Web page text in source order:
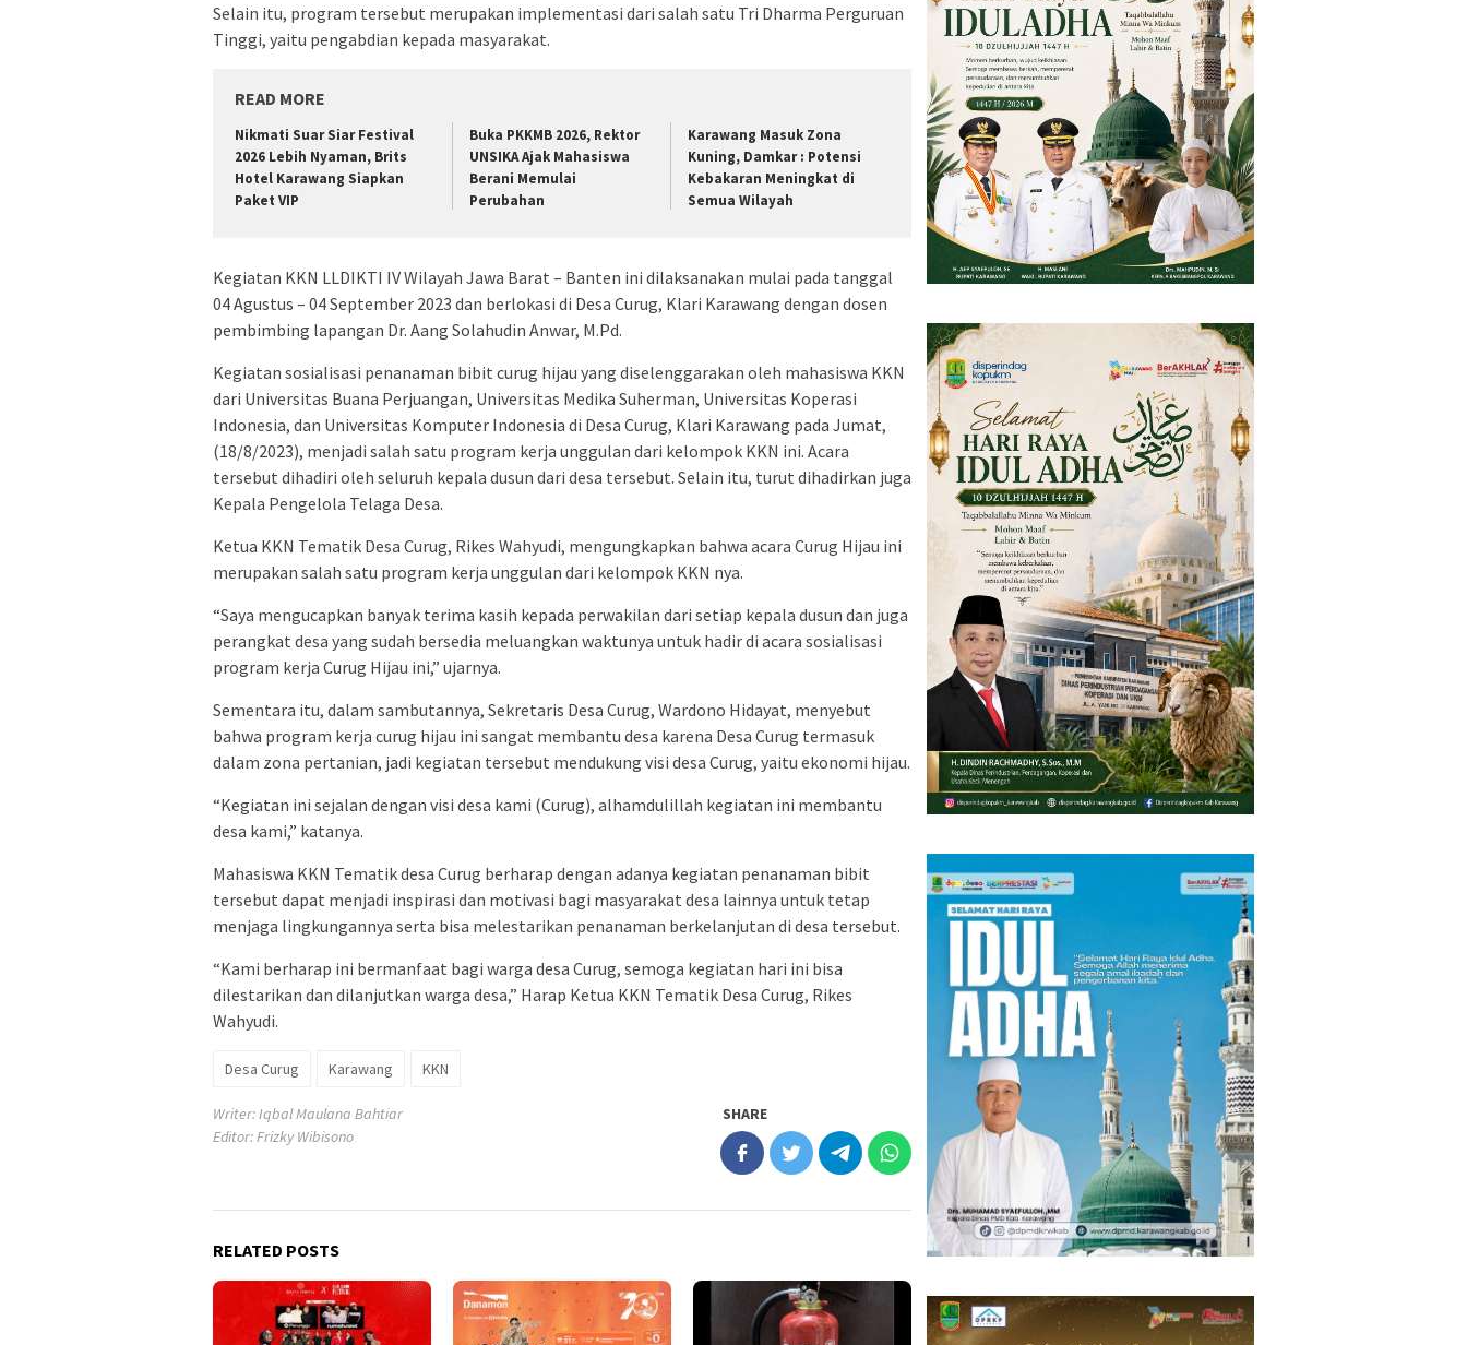
Selain itu, program tersebut merupakan implementasi dari salah satu Tri Dharma Perguruan
Tinggi, yaitu pengabdian kepada masyarakat.
READ MORE
Nikmati Suar Siar Festival
2026 Lebih Nyaman, Brits
Hotel Karawang Siapkan
Paket VIP
Buka PKKMB 2026, Rektor
UNSIKA Ajak Mahasiswa
Berani Memulai
Perubahan
Karawang Masuk Zona
Kuning, Damkar : Potensi
Kebakaran Meningkat di
Semua Wilayah
Kegiatan KKN LLDIKTI IV Wilayah Jawa Barat – Banten ini dilaksanakan mulai pada tanggal
04 Agustus – 04 September 2023 dan berlokasi di Desa Curug, Klari Karawang dengan dosen
pembimbing lapangan Dr. Aang Solahudin Anwar, M.Pd.
Kegiatan sosialisasi penanaman bibit curug hijau yang diselenggarakan oleh mahasiswa KKN
dari Universitas Buana Perjuangan, Universitas Medika Suherman, Universitas Koperasi
Indonesia, dan Universitas Komputer Indonesia di Desa Curug, Klari Karawang pada Jumat,
(18/8/2023), menjadi salah satu program kerja unggulan dari kelompok KKN ini. Acara
tersebut dihadiri oleh seluruh kepala dusun dari desa tersebut. Selain itu, turut dihadirkan juga
Kepala Pengelola Telaga Desa.
Ketua KKN Tematik Desa Curug, Rikes Wahyudi, mengungkapkan bahwa acara Curug Hijau ini
merupakan salah satu program kerja unggulan dari kelompok KKN nya.
“Saya mengucapkan banyak terima kasih kepada perwakilan dari setiap kepala dusun dan juga
perangkat desa yang sudah bersedia meluangkan waktunya untuk hadir di acara sosialisasi
program kerja Curug Hijau ini,” ujarnya.
Sementara itu, dalam sambutannya, Sekretaris Desa Curug, Wardono Hidayat, menyebut
bahwa program kerja curug hijau ini sangat membantu desa karena Desa Curug termasuk
dalam zona pertanian, jadi kegiatan tersebut mendukung visi desa Curug, yaitu ekonomi hijau.
“Kegiatan ini sejalan dengan visi desa kami (Curug), alhamdulillah kegiatan ini membantu
desa kami,” katanya.
Mahasiswa KKN Tematik desa Curug berharap dengan adanya kegiatan penanaman bibit
tersebut dapat menjadi inspirasi dan motivasi bagi masyarakat desa lainnya untuk tetap
menjaga lingkungannya serta bisa melestarikan penanaman berkelanjutan di desa tersebut.
“Kami berharap ini bermanfaat bagi warga desa Curug, semoga kegiatan hari ini bisa
dilestarikan dan dilanjutkan warga desa,” Harap Ketua KKN Tematik Desa Curug, Rikes
Wahyudi.
Desa Curug Karawang KKN
Writer: Iqbal Maulana Bahtiar
Editor: Frizky Wibisono
SHARE
RELATED POSTS